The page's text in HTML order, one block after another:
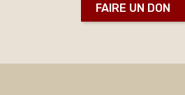
FAIRE UN DON